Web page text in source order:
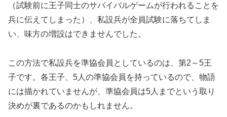
（試験前に王子同士のサバイバルゲームが行われることを
兵に伝えてしまった）、私設兵が全員試験に落ちてしま
い、味方の増設はできませんでした。
この方法で私設兵を準協会員としているのは、第2～5王
子です。各王子、5人の準協会員を持っているので、物語
には描かれていませんが、準協会員は5人までという取り
決めが裏であるのかもしれません。